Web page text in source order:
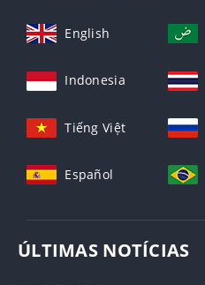
English
Indonesia
Tiếng Việt
Español
ÚLTIMAS NOTÍCIAS